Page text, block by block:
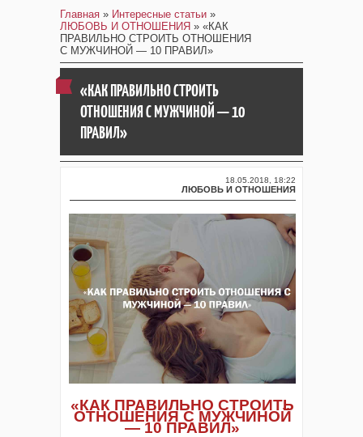
Главная » Интересные статьи »
ЛЮБОВЬ И ОТНОШЕНИЯ » «КАК
ПРАВИЛЬНО СТРОИТЬ ОТНОШЕНИЯ
С МУЖЧИНОЙ — 10 ПРАВИЛ»
«КАК ПРАВИЛЬНО СТРОИТЬ
ОТНОШЕНИЯ С МУЖЧИНОЙ — 10
ПРАВИЛ»
18.05.2018, 18:22
ЛЮБОВЬ И ОТНОШЕНИЯ
«КАК ПРАВИЛЬНО СТРОИТЬ
ОТНОШЕНИЯ С МУЖЧИНОЙ
— 10 ПРАВИЛ»